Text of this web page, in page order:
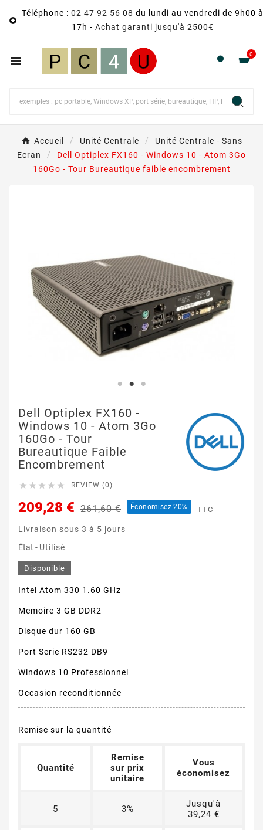

Téléphone : 02 47 92 56 08 du lundi au vendredi de 9h00 à
17h - Achat garanti jusqu'à 2500€
 0
Accueil Unité Centrale
Unité Centrale - Sans
Ecran
Dell Optiplex FX160 - Windows 10 - Atom 3Go
160Go - Tour Bureautique faible encombrement
Dell Optiplex FX160 -
Windows 10 - Atom 3Go
160Go - Tour
Bureautique Faible
Encombrement
     REVIEW (0)
209,28 € 261,60 € Économisez 20% TTC
Livraison sous 3 à 5 jours
État - Utilisé
Disponible
Intel Atom 330 1.60 GHz
Memoire 3 GB DDR2
Disque dur 160 GB
Port Serie RS232 DB9
Windows 10 Professionnel
Occasion reconditionnée
Remise sur la quantité
Quantité
Remise
sur prix
unitaire
Vous
économisez
5 3%
Jusqu'à
39,24 €